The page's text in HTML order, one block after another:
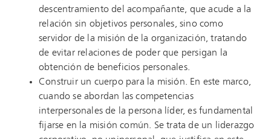
descentramiento del acompañante, que acude a la
relación sin objetivos personales, sino como
servidor de la misión de la organización, tratando
de evitar relaciones de poder que persigan la
obtención de beneficios personales.
Construir un cuerpo para la misión. En este marco,
cuando se abordan las competencias
interpersonales de la persona líder, es fundamental
fijarse en la misión común. Se trata de un liderazgo